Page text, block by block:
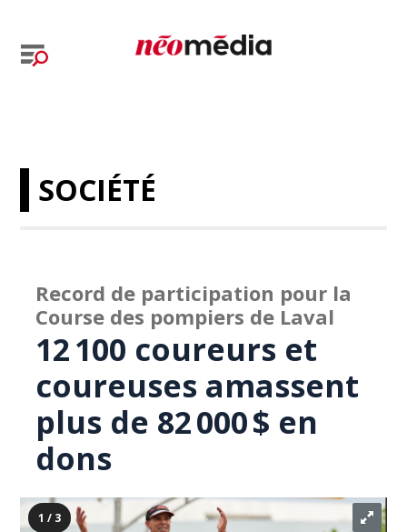
SOCIÉTÉ
Record de participation pour la
Course des pompiers de Laval
12 100 coureurs et
coureuses amassent
plus de 82 000 $ en
dons
1 / 3